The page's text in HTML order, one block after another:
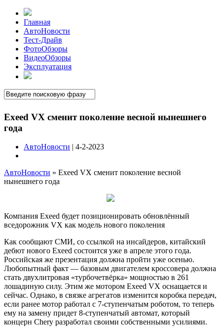
Главная
АвтоНовости
Тест-Драйв
ФотоОбзоры
ВидеоОбзоры
Эксплуатация
Exeed VX сменит поколение весной нынешнего
года
АвтоНовости | 4-2-2023
АвтоНовости » Exeed VX сменит поколение весной
нынешнего года
Компания Exeed будет позиционировать обновлённый
вседорожник VX как модель нового поколения
Как сообщают СМИ, со ссылкой на инсайдеров, китайский
дебют нового Exeed состоится уже в апреле этого года.
Российская же презентация должна пройти уже осенью.
Любопытный факт — базовым двигателем кроссовера должна
стать двухлитровая «турбочетвёрка» мощностью в 261
лошадиную силу. Этим же мотором Exeed VX оснащается и
сейчас. Однако, в связке агрегатов изменится коробка передач,
если ранее мотор работал с 7-ступенчатым роботом, то теперь
ему на замену придет 8-ступенчатый автомат, который
концерн Chery разработал своими собственными усилиями.